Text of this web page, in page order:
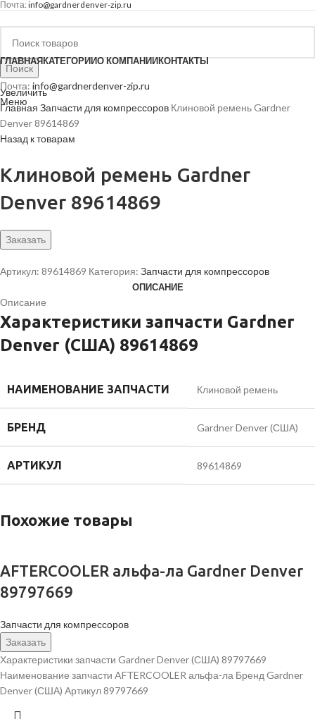
Почта: info@gardnerdenver-zip.ru
Поиск
Почта: info@gardnerdenver-zip.ru
Меню
ГЛАВНАЯКАТЕГОРИИО КОМПАНИИКОНТАКТЫ
Увеличить
Главная Запчасти для компрессоров Клиновой ремень Gardner
Denver 89614869
Назад к товарам
Клиновой ремень Gardner
Denver 89614869
Заказать
Артикул: 89614869 Категория: Запчасти для компрессоров
ОПИСАНИЕ
Описание
Характеристики запчасти Gardner
Denver (США) 89614869
НАИМЕНОВАНИЕ ЗАПЧАСТИ Клиновой ремень
БРЕНД Gardner Denver (США)
АРТИКУЛ 89614869
Похожие товары
AFTERCOOLER альфа-ла Gardner Denver
89797669
Запчасти для компрессоров
Заказать
Характеристики запчасти Gardner Denver (США) 89797669
Наименование запчасти AFTERCOOLER альфа-ла Бренд Gardner
Denver (США) Артикул 89797669